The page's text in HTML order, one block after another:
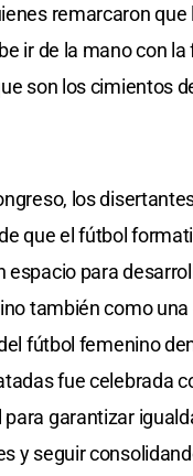
remarcaron
ir de la mano con
son los cimientos
los
que el fútbol
espacio para
también como una
fútbol femenino
fue celebrada
garantizar
y seguir